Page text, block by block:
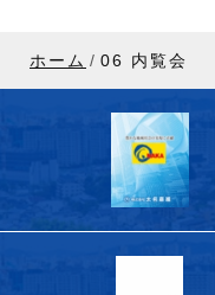
ホーム 06 内覧会